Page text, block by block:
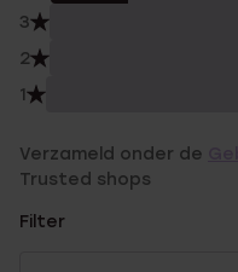
3
2
1
Verzameld onder de
Trusted shops
Filter